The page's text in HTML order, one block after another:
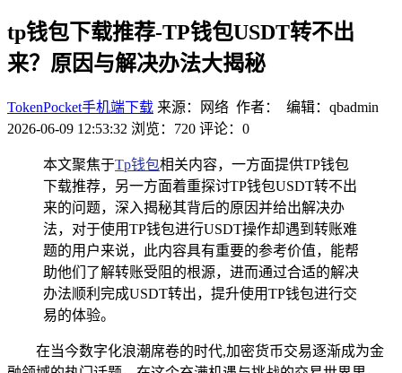
tp钱包下载推荐-TP钱包USDT转不出
来？原因与解决办法大揭秘
TokenPocket手机端下载 来源：网络 作者： 编辑：qbadmin
2026-06-09 12:53:32 浏览：720 评论：0
本文聚焦于Tp钱包相关内容，一方面提供TP钱包
下载推荐，另一方面着重探讨TP钱包USDT转不出
来的问题，深入揭秘其背后的原因并给出解决办
法，对于使用TP钱包进行USDT操作却遇到转账难
题的用户来说，此内容具有重要的参考价值，能帮
助他们了解转账受阻的根源，进而通过合适的解决
办法顺利完成USDT转出，提升使用TP钱包进行交
易的体验。
在当今数字化浪潮席卷的时代,加密货币交易逐渐成为金